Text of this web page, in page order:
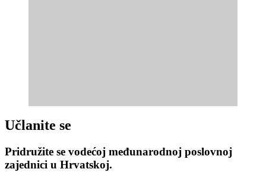
Učlanite se
Pridružite se vodećoj međunarodnoj poslovnoj
zajednici u Hrvatskoj.